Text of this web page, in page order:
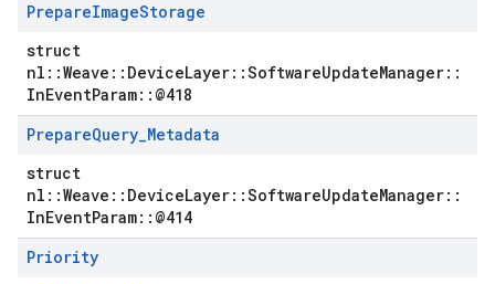
PrepareImageStorage
struct
nl::Weave::DeviceLayer::SoftwareUpdateManager::
InEventParam::@418
PrepareQuery_Metadata
struct
nl::Weave::DeviceLayer::SoftwareUpdateManager::
InEventParam::@414
Priority